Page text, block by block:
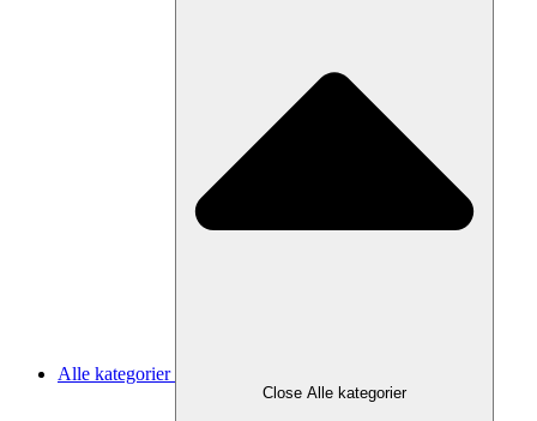
Alle kategorier
Close Alle kategorier